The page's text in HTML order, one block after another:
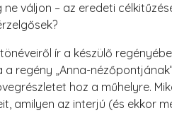
váljon – az eredeti
ír a készülő
regény „Anna-
hoz a műhelyre.
amilyen az interjú (és ekkor